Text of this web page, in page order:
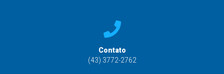
Contato
(43) 3772-2762